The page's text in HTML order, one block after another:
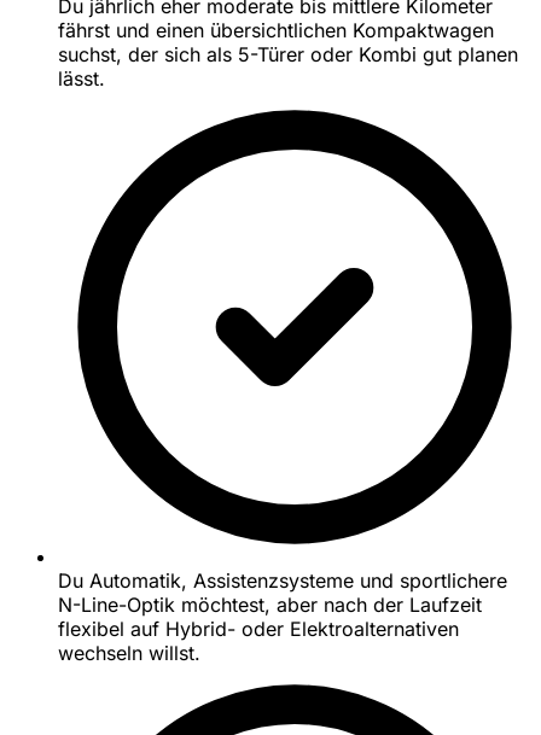
Du jährlich eher moderate bis mittlere Kilometer
fährst und einen übersichtlichen Kompaktwagen
suchst, der sich als 5-Türer oder Kombi gut planen
lässt.
Du Automatik, Assistenzsysteme und sportlichere
N-Line-Optik möchtest, aber nach der Laufzeit
flexibel auf Hybrid- oder Elektroalternativen
wechseln willst.